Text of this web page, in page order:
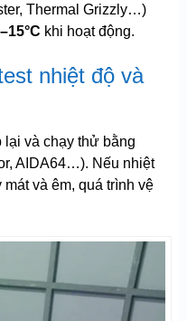
Thermal Grizzly…)
khi hoạt động.
nhiệt độ và
và chạy thử bằng
AIDA64…). Nếu nhiệt
và êm, quá trình vệ